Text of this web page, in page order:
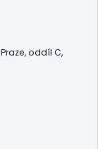
oddíl C,